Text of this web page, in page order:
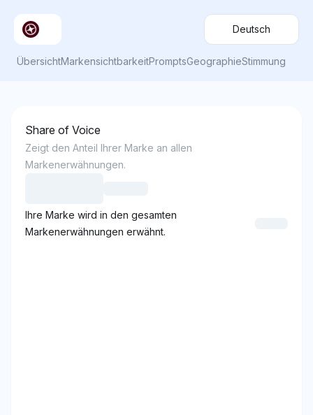
Deutsch
ÜbersichtMarkensichtbarkeitPromptsGeographieStimmung
Share of Voice
Zeigt den Anteil Ihrer Marke an allen
Markenerwähnungen.
Ihre Marke wird in den gesamten
Markenerwähnungen erwähnt.